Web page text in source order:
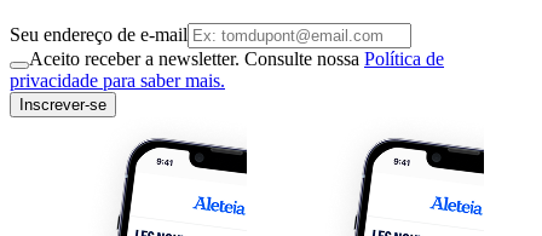
Seu endereço de e-mail
Aceito receber a newsletter. Consulte nossa Política de
privacidade para saber mais.
Inscrever-se